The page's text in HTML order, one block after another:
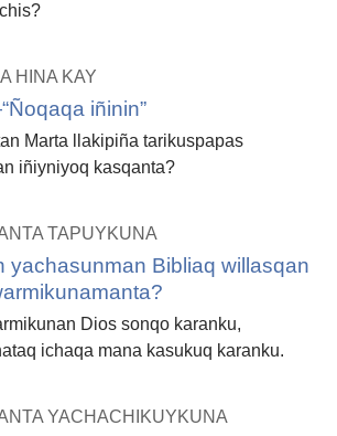
HINA KAY
iñinin”
Marta llakipiña tarikuspapas
iñiyniyoq kasqanta?
TAPUYKUNA
yachasunman Bibliaq willasqan
Dios sonqo karanku,
ichaqa mana kasukuq karanku.
YACHACHIKUYKUNA